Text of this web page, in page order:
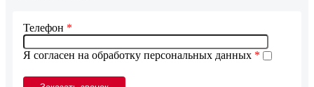
Я согласен на обработку персональных данных *
Телефон *